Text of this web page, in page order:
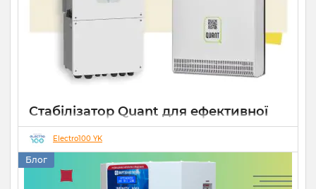
Стабілізатор Quant для ефективної
роботи СЕС
Electro100 YK
Блог